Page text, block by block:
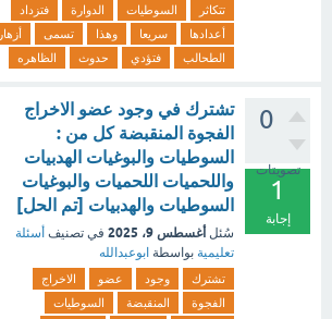
تتكاثر السوطيات الدوارة
فتزداد
أعدادها
سريعا وهذا تسمى
أزهار
الطحالب
فتؤدي حدوث الظاهره
0
تصويتات
1
إجابة
تشترك في وجود عضو الاخراج
الفجوة المنقبضة كل من :
السوطيات والبوغيات الهدبيات
واللحميات اللحميات والبوغيات
السوطيات والهدبيات [تم الحل]
سُئل أغسطس 9، 2025 في تصنيف أسئلة
تعليمية بواسطة ابوعبدالله
تشترك وجود عضو
الاخراج
الفجوة
المنقبضة
السوطيات